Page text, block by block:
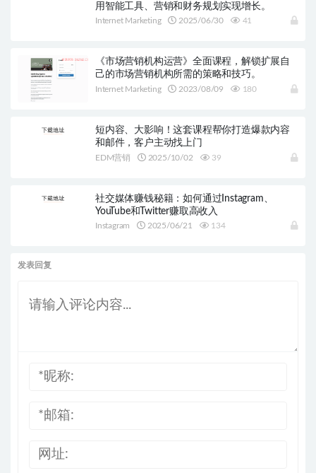
用智能工具、营销和财务规划实现增长。
Internet Marketing 2025/06/30 41
《市场营销机构运营》全面课程，解锁扩展自
己的市场营销机构所需的策略和技巧。
Internet Marketing 2023/08/09 180
短内容、大影响！这套课程帮你打造爆款内容
和邮件，客户主动找上门
EDM营销 2025/10/02 39
社交媒体赚钱秘籍：如何通过Instagram、
YouTube和Twitter赚取高收入
Instagram 2025/06/21 134
发表回复